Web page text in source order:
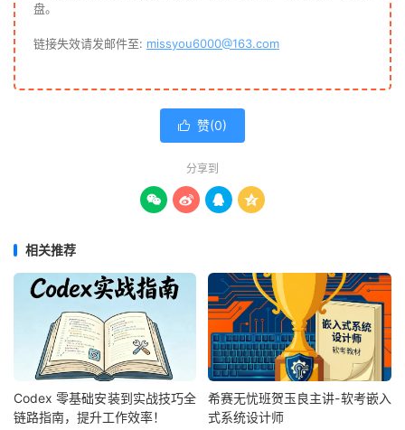
盘。
链接失效请发邮件至: missyou6000@163.com
 赞(0)
分享到
   
相关推荐
Codex 零基础安装到实战技巧全
链路指南，提升工作效率！
希赛无忧班贺玉良主讲-软考嵌入
式系统设计师